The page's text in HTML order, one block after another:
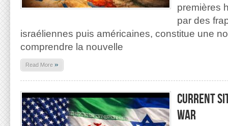
premières
par des
israéliennes puis américaines, constitue une
comprendre la nouvelle
Read More »
CURRENT
WAR